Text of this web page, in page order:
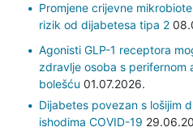
Promjene crijevne
rizik od dijabetesa tipa 2
Agonisti GLP-1 receptora
zdravlje osoba s perifernom
bolešću 01.07.2026.
Dijabetes povezan s lošijim
ishodima COVID-19